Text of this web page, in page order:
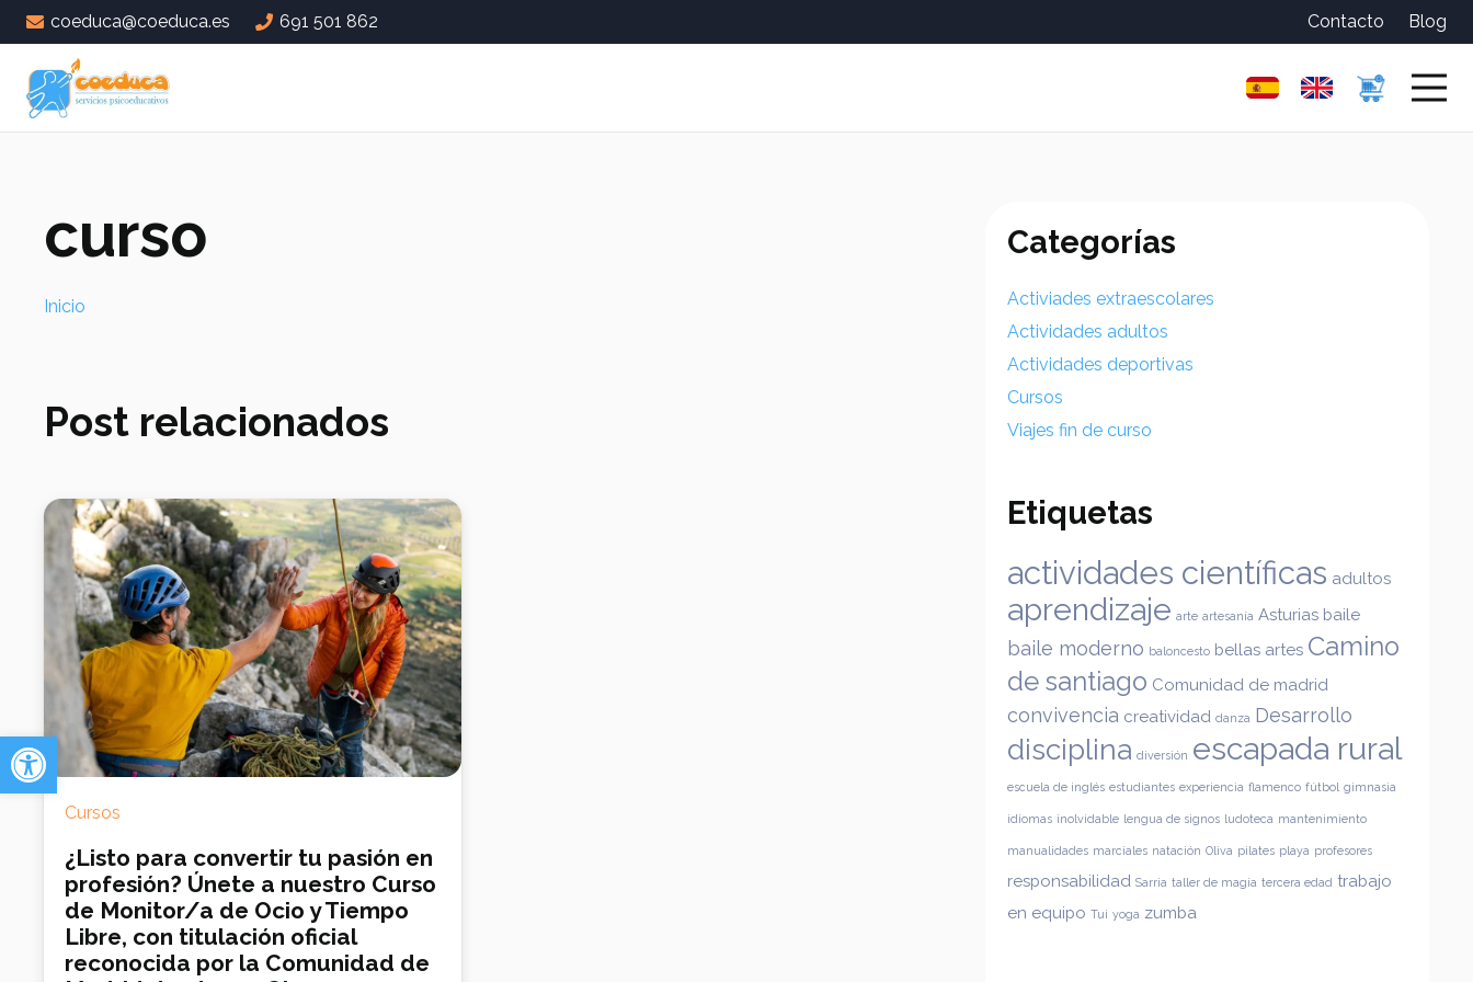
Abrir barra de herramientas
coeduca@coeduca.es 691 501 862 Contacto Blog
curso
Inicio
Post relacionados
Cursos
¿Listo para convertir tu pasión en
profesión? Únete a nuestro Curso
de Monitor/a de Ocio y Tiempo
Libre, con titulación oficial
reconocida por la Comunidad de
Categorías
Activiades extraescolares
Actividades adultos
Actividades deportivas
Cursos
Viajes fin de curso
Etiquetas
actividades científicas adultos
aprendizaje arte artesanía Asturias baile
baile moderno baloncesto bellas artes Camino
de santiago Comunidad de madrid
convivencia creatividad danza Desarrollo
disciplina diversión escapada rural
escuela de inglés estudiantes experiencia flamenco fútbol gimnasia
idiomas inolvidable lengua de signos ludoteca mantenimiento
manualidades marciales natación Oliva pilates playa profesores
responsabilidad Sarria taller de magia tercera edad trabajo
en equipo Tui yoga zumba